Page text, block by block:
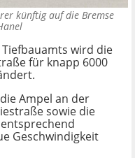
künftig auf die Bremse
wird die
für knapp 6000
Ampel an der
sowie die
Geschwindigkeit